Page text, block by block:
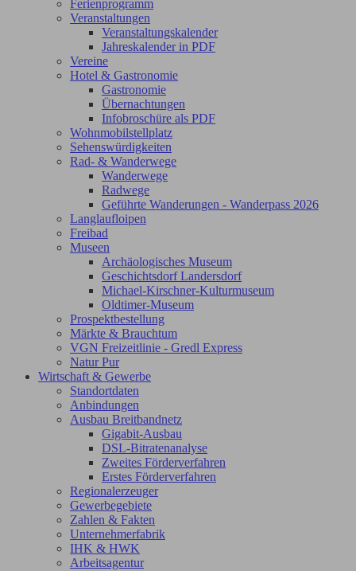
Ferienprogramm
Veranstaltungen
Veranstaltungskalender
Jahreskalender in PDF
Vereine
Hotel & Gastronomie
Gastronomie
Übernachtungen
Infobroschüre als PDF
Wohnmobilstellplatz
Sehenswürdigkeiten
Rad- & Wanderwege
Wanderwege
Radwege
Geführte Wanderungen - Wanderpass 2026
Langlaufloipen
Freibad
Museen
Archäologisches Museum
Geschichtsdorf Landersdorf
Michael-Kirschner-Kulturmuseum
Oldtimer-Museum
Prospektbestellung
Märkte & Brauchtum
VGN Freizeitlinie - Gredl Express
Natur Pur
Wirtschaft & Gewerbe
Standortdaten
Anbindungen
Ausbau Breitbandnetz
Gigabit-Ausbau
DSL-Bitratenanalyse
Zweites Förderverfahren
Erstes Förderverfahren
Regionalerzeuger
Gewerbegebiete
Zahlen & Fakten
Unternehmerfabrik
IHK & HWK
Arbeitsagentur